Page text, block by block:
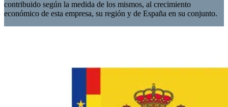
contribuido según la medida de los mismos, al crecimiento
económico de esta empresa, su región y de España en su conjunto.